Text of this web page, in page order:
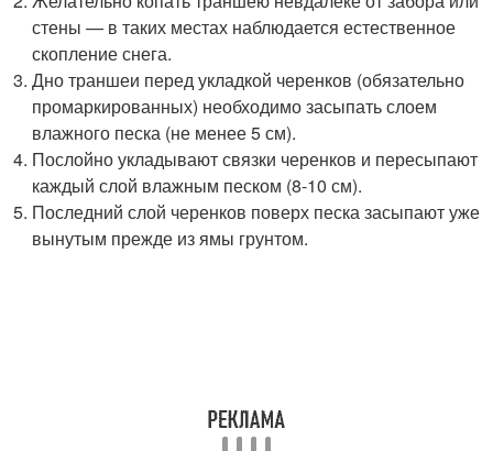
стены — в таких местах наблюдается естественное
скопление снега.
Дно траншеи перед укладкой черенков (обязательно
промаркированных) необходимо засыпать слоем
влажного песка (не менее 5 см).
Послойно укладывают связки черенков и пересыпают
каждый слой влажным песком (8-10 см).
Последний слой черенков поверх песка засыпают уже
вынутым прежде из ямы грунтом.